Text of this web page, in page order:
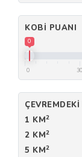
KOBI PUANI
0
0 30
1 KM2
2 KM2
5 KM2